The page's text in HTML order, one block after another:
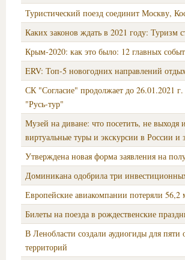
Туристический поезд соединит Москву,
Каких законов ждать в 2021 году: Туризм
Крым-2020: как это было: 12 главных
ERV: Топ-5 новогодних направлений
СК "Согласие" продолжает до 26.01.2021
"Русь-тур"
Музей на диване: что посетить, не выходя
виртуальные туры и экскурсии в России и
Утверждена новая форма заявления на
Доминикана одобрила три
Европейские авиакомпании потеряли 56,2
Билеты на поезда в рождественские
В Ленобласти создали аудиогиды для
территорий